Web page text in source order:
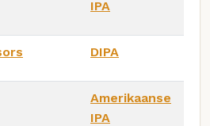
IPA
DIPA
Amerikaanse
IPA